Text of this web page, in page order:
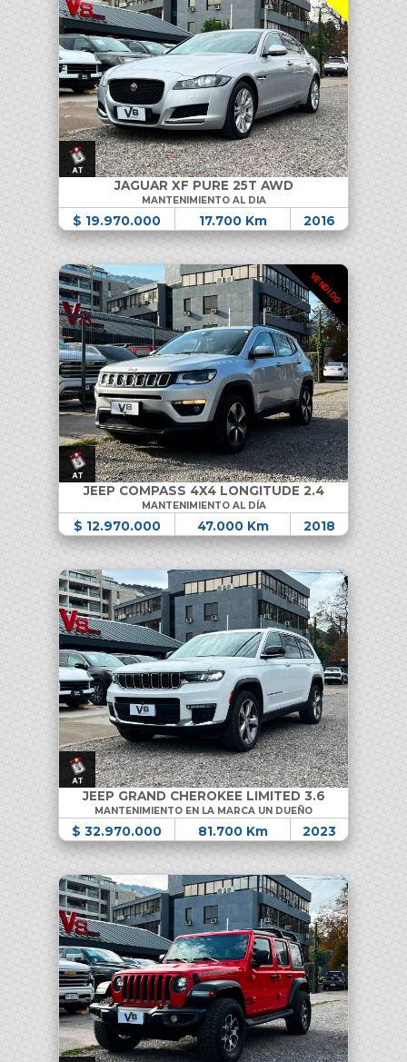
JAGUAR XF PURE 25T AWD
MANTENIMIENTO AL DIA
$ 19.970.000 17.700 Km 2016
VENDIDO
JEEP COMPASS 4X4 LONGITUDE 2.4
MANTENIMIENTO AL DÍA
$ 12.970.000 47.000 Km 2018
JEEP GRAND CHEROKEE LIMITED 3.6
MANTENIMIENTO EN LA MARCA UN DUEÑO
$ 32.970.000 81.700 Km 2023